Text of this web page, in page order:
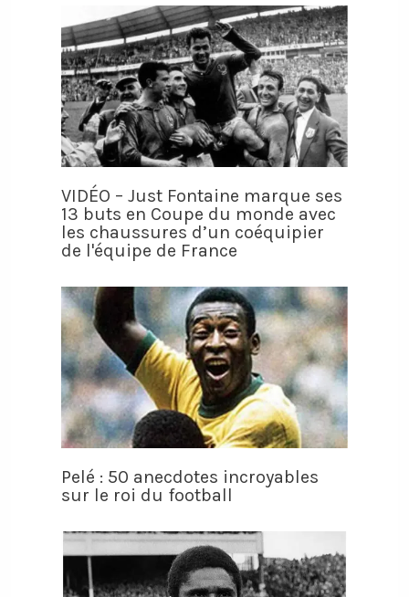
VIDÉO – Just Fontaine marque ses
13 buts en Coupe du monde avec
les chaussures d’un coéquipier
de l'équipe de France
Pelé : 50 anecdotes incroyables
sur le roi du football